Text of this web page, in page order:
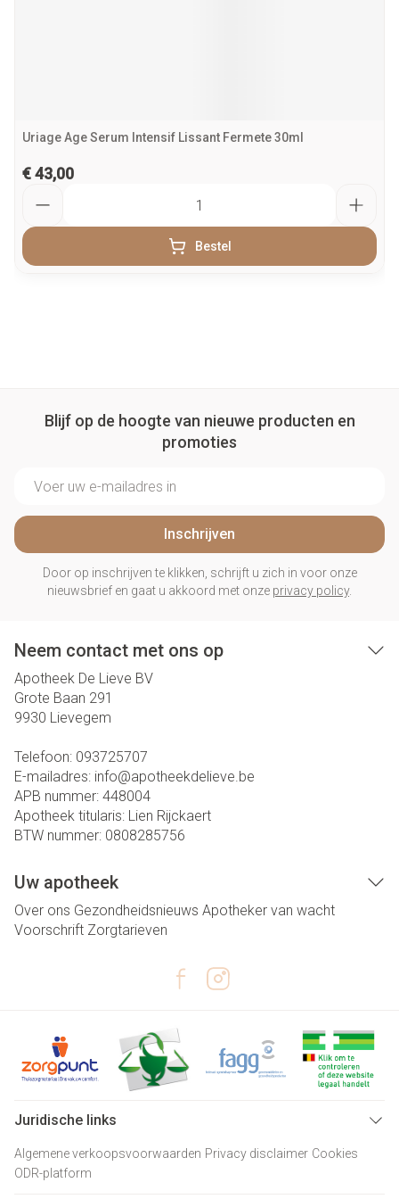
Uriage Age Serum Intensif Lissant Fermete 30ml
€ 43,00
Bestel
Blijf op de hoogte van nieuwe producten en
promoties
Inschrijven
Door op inschrijven te klikken, schrijft u zich in voor onze
nieuwsbrief en gaat u akkoord met onze privacy policy.
Neem contact met ons op
Apotheek De Lieve BV
Grote Baan 291
9930 Lievegem
Telefoon: 093725707
E-mailadres: info@apotheekdelieve.be
APB nummer: 448004
Apotheek titularis: Lien Rijckaert
BTW nummer: 0808285756
Uw apotheek
Over ons Gezondheidsnieuws Apotheker van wacht
Voorschrift Zorgtarieven
Juridische links
Algemene verkoopsvoorwaarden Privacy disclaimer Cookies
ODR-platform